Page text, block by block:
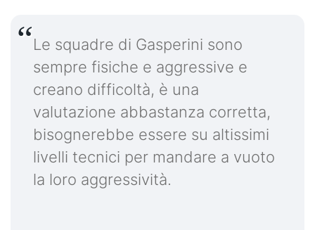
Le squadre di Gasperini sono
sempre fisiche e aggressive e
creano difficoltà, è una
valutazione abbastanza corretta,
bisognerebbe essere su altissimi
livelli tecnici per mandare a vuoto
la loro aggressività.